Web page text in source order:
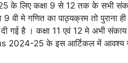
लिए कक्षा 9 से 12 तक के सभी संकाय
वी मे गणित का पाठ्यक्रम तो
है । कक्षा 11 एवं 12 मे अभी संकाय
2024-25 के इस आर्टिकल में आवश्य